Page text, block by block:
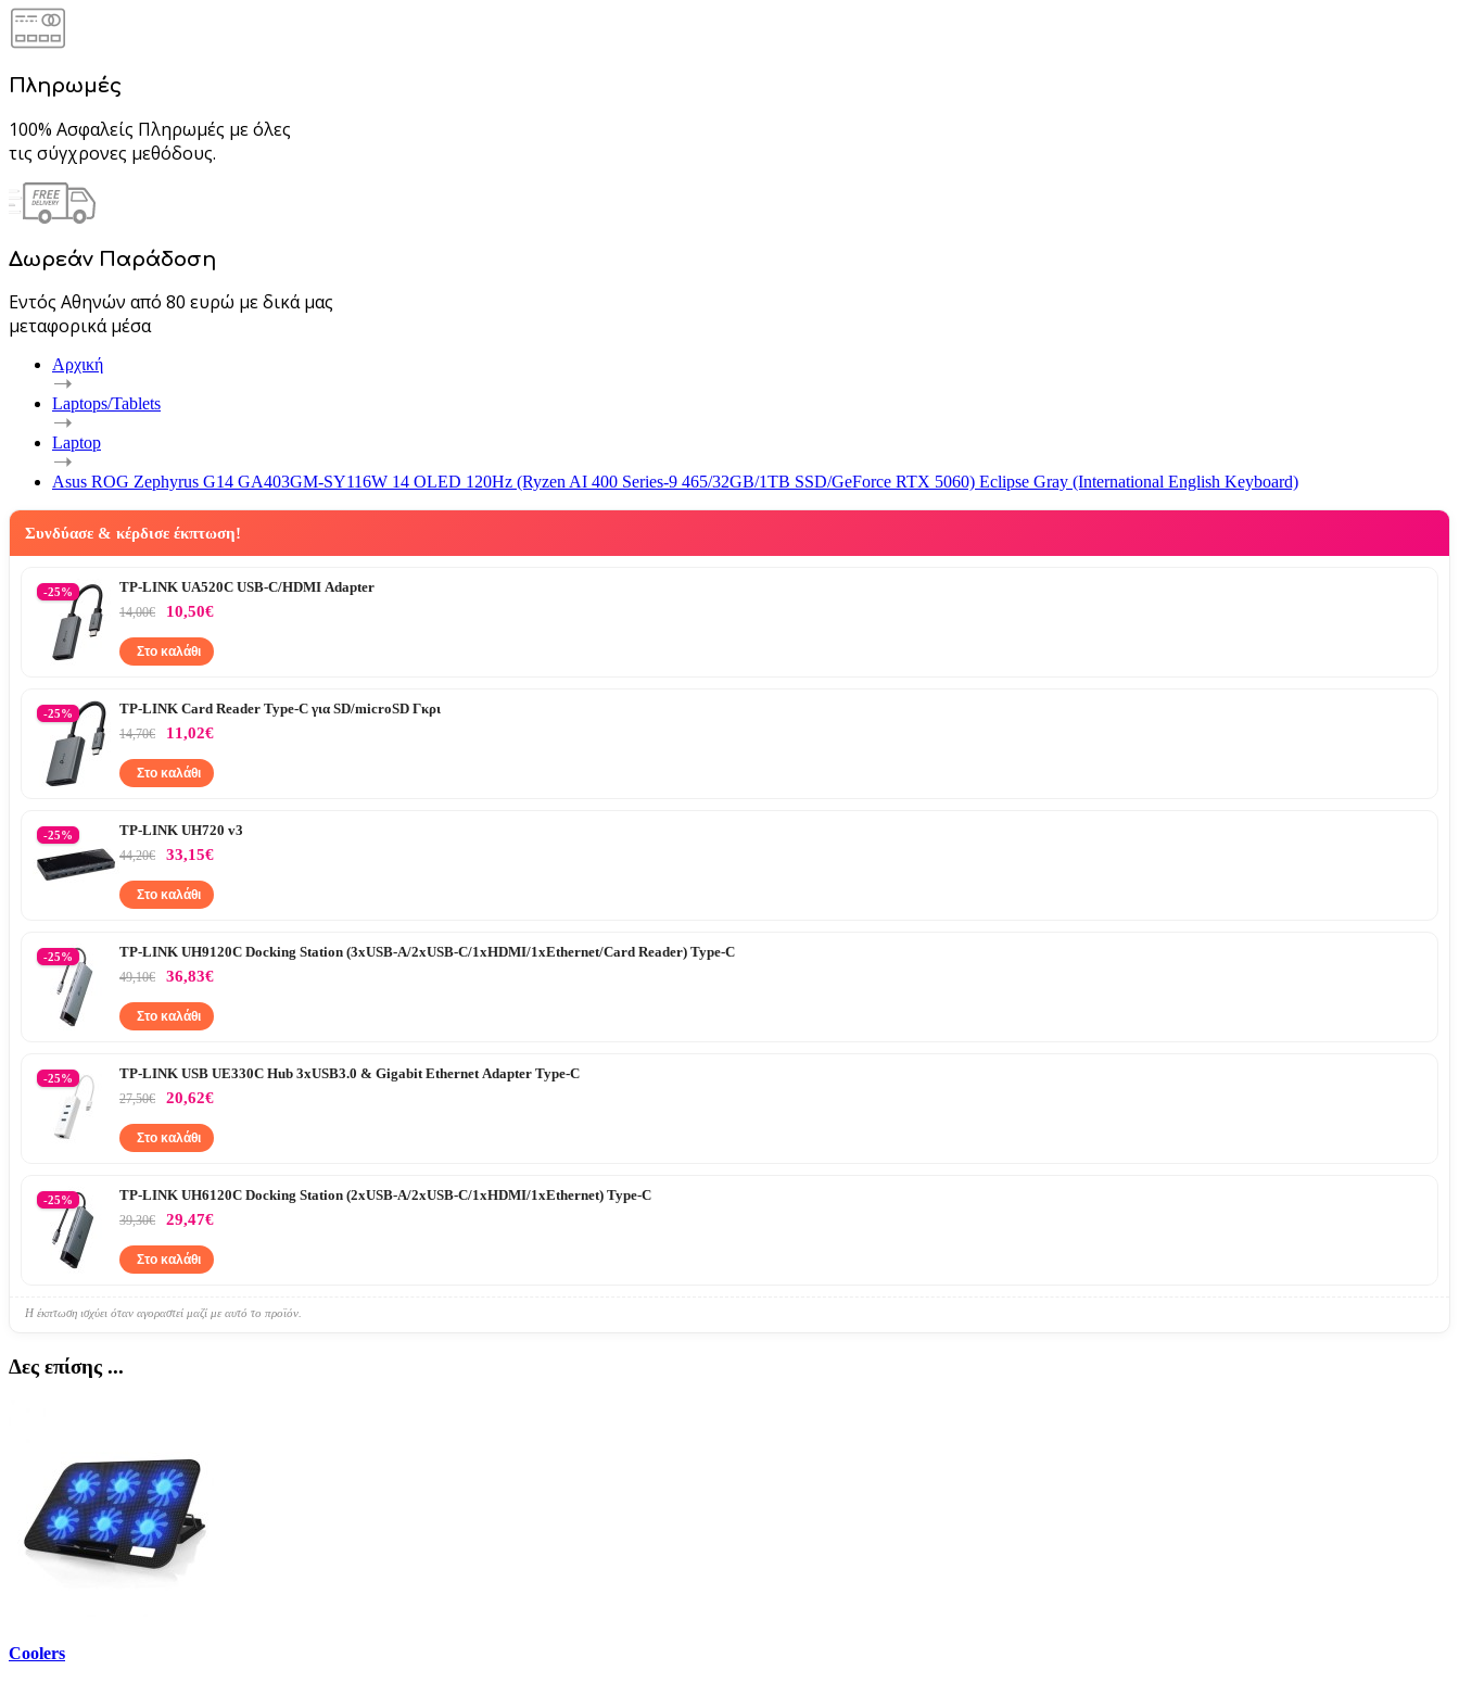
Πληρωμές
100% Ασφαλείς Πληρωμές με όλες
τις σύγχρονες μεθόδους.
Δωρεάν Παράδοση
Εντός Αθηνών από 80 ευρώ με δικά μας
μεταφορικά μέσα
Αρχική
Laptops/Tablets
Laptop
Asus ROG Zephyrus G14 GA403GM-SY116W 14 OLED 120Hz (Ryzen AI 400 Series-9 465/32GB/1TB SSD/GeForce RTX 5060) Eclipse Gray (International English Keyboard)
Συνδύασε & κέρδισε έκπτωση!
-25% TP-LINK UA520C USB-C/HDMI Adapter
14,00€ 10,50€
Στο καλάθι
-25% TP-LINK Card Reader Type-C για SD/microSD Γκρι
14,70€ 11,02€
Στο καλάθι
-25% TP-LINK UH720 v3
44,20€ 33,15€
Στο καλάθι
-25% TP-LINK UH9120C Docking Station (3xUSB-A/2xUSB-C/1xHDMI/1xEthernet/Card Reader) Type-C
49,10€ 36,83€
Στο καλάθι
-25% TP-LINK USB UE330C Hub 3xUSB3.0 & Gigabit Ethernet Adapter Type-C
27,50€ 20,62€
Στο καλάθι
-25% TP-LINK UH6120C Docking Station (2xUSB-A/2xUSB-C/1xHDMI/1xEthernet) Type-C
39,30€ 29,47€
Στο καλάθι
Η έκπτωση ισχύει όταν αγοραστεί μαζί με αυτό το προϊόν.
Δες επίσης ...
Coolers